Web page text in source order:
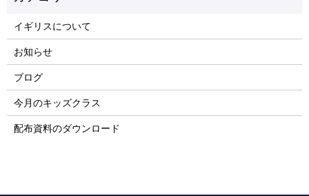
イギリスについて
お知らせ
ブログ
今月のキッズクラス
配布資料のダウンロード